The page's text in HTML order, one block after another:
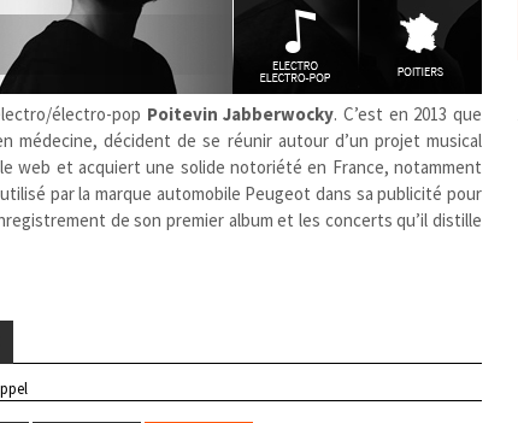
électro-pop Poitevin Jabberwocky. C’est en 2013 que
médecine, décident de se réunir autour d’un projet musical
web et acquiert une solide notoriété en France, notamment
par la marque automobile Peugeot dans sa publicité pour
de son premier album et les concerts qu’il distille